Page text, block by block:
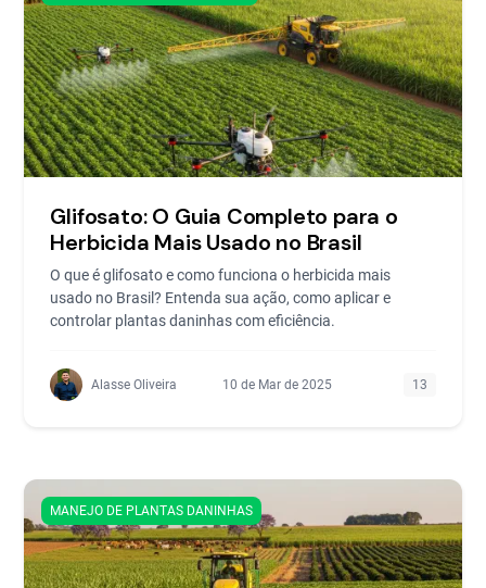
Glifosato: O Guia Completo para o
Herbicida Mais Usado no Brasil
O que é glifosato e como funciona o herbicida mais
usado no Brasil? Entenda sua ação, como aplicar e
controlar plantas daninhas com eficiência.
Alasse Oliveira 10 de Mar de 2025 13
MANEJO DE PLANTAS DANINHAS